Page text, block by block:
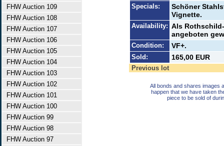
FHW Auction 109
FHW Auction 108
FHW Auction 107
FHW Auction 106
FHW Auction 105
FHW Auction 104
FHW Auction 103
FHW Auction 102
FHW Auction 101
FHW Auction 100
FHW Auction 99
FHW Auction 98
FHW Auction 97
Specials:
Schöner
Vignette.
Availability: Als
angeboten
Condition: VF+.
Sold: 165,00 EUR
Previous lot
All bonds and shares images
happen that we have taken
piece to be sold of